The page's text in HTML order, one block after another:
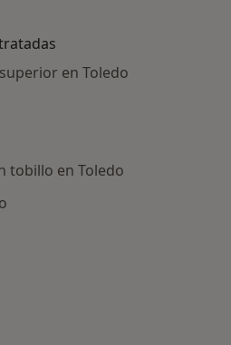
en Toledo
tobillo en Toledo